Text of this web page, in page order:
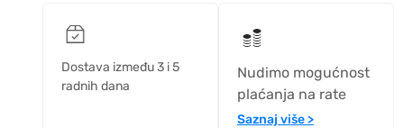
Dostava između 3 i 5
radnih dana
Nudimo mogućnost
plaćanja na rate
Saznaj više >